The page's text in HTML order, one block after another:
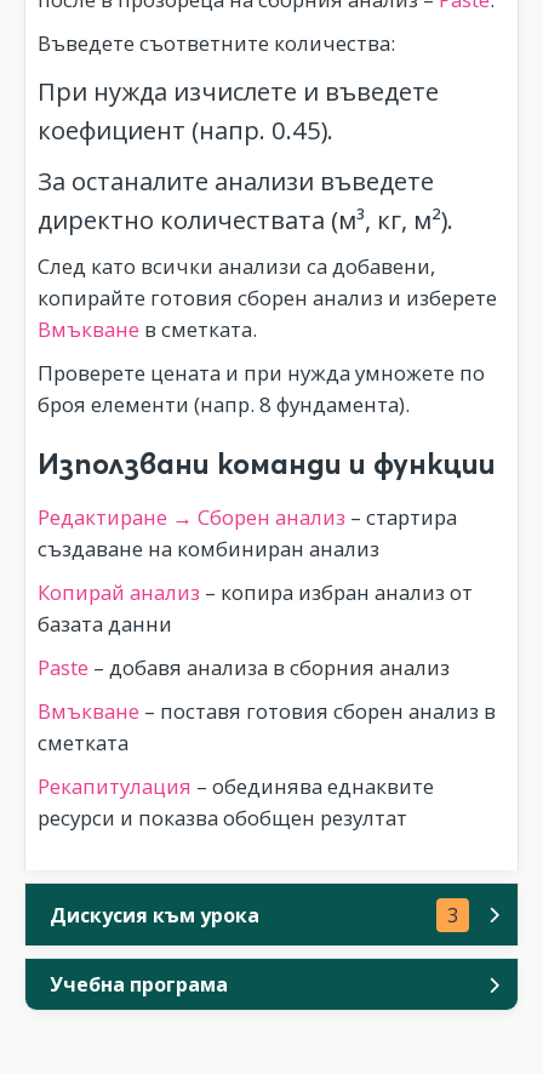
Въведете съответните количества:
При нужда изчислете и въведете
коефициент (напр. 0.45).
За останалите анализи въведете
директно количествата (м³, кг, м²).
След като всички анализи са добавени,
копирайте готовия сборен анализ и изберете
Вмъкване в сметката.
Проверете цената и при нужда умножете по
броя елементи (напр. 8 фундамента).
Използвани команди и функции
Редактиране → Сборен анализ – стартира
създаване на комбиниран анализ
Копирай анализ – копира избран анализ от
базата данни
Paste – добавя анализа в сборния анализ
Вмъкване – поставя готовия сборен анализ в
сметката
Рекапитулация – обединява еднаквите
ресурси и показва обобщен резултат
Дискусия към урока 3
Учебна програма